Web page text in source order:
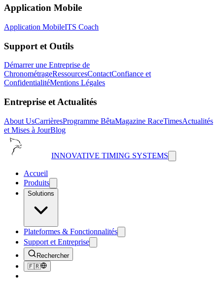
Application Mobile
Application MobileITS Coach
Support et Outils
Démarrer une Entreprise de
ChronométrageRessourcesContactConfiance et
ConfidentialitéMentions Légales
Entreprise et Actualités
About UsCarrièresProgramme BêtaMagazine RaceTimesActualités
et Mises à JourBlog
INNOVATIVE TIMING SYSTEMS
Accueil
Produits
Solutions
Plateformes & Fonctionnalités
Support et Entreprise
Rechercher
🇫🇷